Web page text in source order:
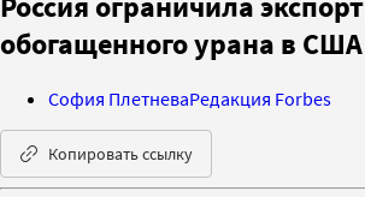
обогащенного урана в США
София ПлетневаРедакция Forbes
Копировать ссылку